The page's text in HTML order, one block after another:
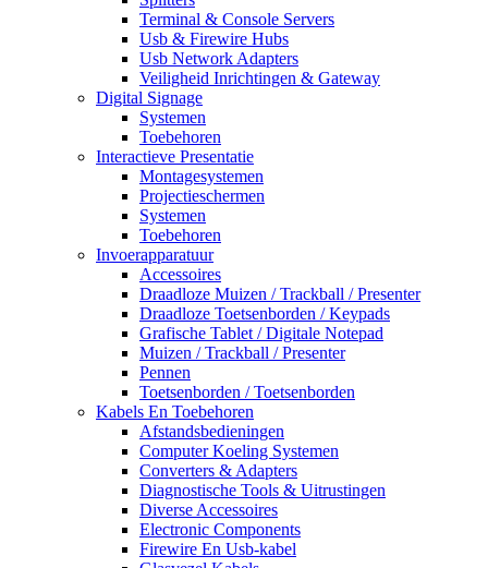
Terminal & Console Servers
Usb & Firewire Hubs
Usb Network Adapters
Veiligheid Inrichtingen & Gateway
Digital Signage
Systemen
Toebehoren
Interactieve Presentatie
Montagesystemen
Projectieschermen
Systemen
Toebehoren
Invoerapparatuur
Accessoires
Draadloze Muizen / Trackball / Presenter
Draadloze Toetsenborden / Keypads
Grafische Tablet / Digitale Notepad
Muizen / Trackball / Presenter
Pennen
Toetsenborden / Toetsenborden
Kabels En Toebehoren
Afstandsbedieningen
Computer Koeling Systemen
Converters & Adapters
Diagnostische Tools & Uitrustingen
Diverse Accessoires
Electronic Components
Firewire En Usb-kabel